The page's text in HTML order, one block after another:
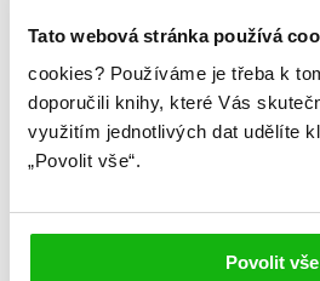
Tato webová stránka používá
cookies? Používáme je třeba k
doporučili knihy, které Vás
využitím jednotlivých dat udělíte
„Povolit vše“.
Povolit vše